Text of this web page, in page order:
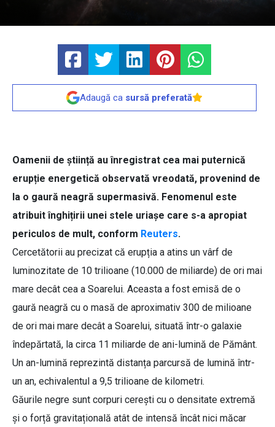
Adaugă ca sursă preferată
Oamenii de știință au înregistrat cea mai puternică
erupție energetică observată vreodată, provenind de
la o gaură neagră supermasivă. Fenomenul este
atribuit înghițirii unei stele uriașe care s-a apropiat
periculos de mult, conform Reuters.
Cercetătorii au precizat că erupția a atins un vârf de
luminozitate de 10 trilioane (10.000 de miliarde) de ori mai
mare decât cea a Soarelui. Aceasta a fost emisă de o
gaură neagră cu o masă de aproximativ 300 de milioane
de ori mai mare decât a Soarelui, situată într-o galaxie
îndepărtată, la circa 11 miliarde de ani-lumină de Pământ.
Un an-lumină reprezintă distanța parcursă de lumină într-
un an, echivalentul a 9,5 trilioane de kilometri.
Găurile negre sunt corpuri cerești cu o densitate extremă
și o forță gravitațională atât de intensă încât nici măcar